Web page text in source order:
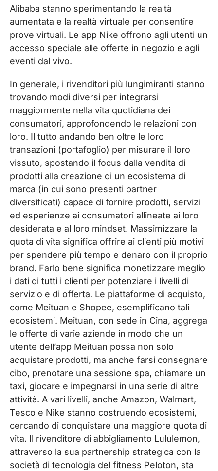
Alibaba stanno sperimentando la realtà
aumentata e la realtà virtuale per consentire
prove virtuali. Le app Nike offrono agli utenti un
accesso speciale alle offerte in negozio e agli
eventi dal vivo.
In generale, i rivenditori più lungimiranti stanno
trovando modi diversi per integrarsi
maggiormente nella vita quotidiana dei
consumatori, approfondendo le relazioni con
loro. Il tutto andando ben oltre le loro
transazioni (portafoglio) per misurare il loro
vissuto, spostando il focus dalla vendita di
prodotti alla creazione di un ecosistema di
marca (in cui sono presenti partner
diversificati) capace di fornire prodotti, servizi
ed esperienze ai consumatori allineate ai loro
desiderata e al loro mindset. Massimizzare la
quota di vita significa offrire ai clienti più motivi
per spendere più tempo e denaro con il proprio
brand. Farlo bene significa monetizzare meglio
i dati di tutti i clienti per potenziare i livelli di
servizio e di offerta. Le piattaforme di acquisto,
come Meituan e Shopee, esemplificano tali
ecosistemi. Meituan, con sede in Cina, aggrega
le offerte di varie aziende in modo che un
utente dell’app Meituan possa non solo
acquistare prodotti, ma anche farsi consegnare
cibo, prenotare una sessione spa, chiamare un
taxi, giocare e impegnarsi in una serie di altre
attività. A vari livelli, anche Amazon, Walmart,
Tesco e Nike stanno costruendo ecosistemi,
cercando di conquistare una maggiore quota di
vita. Il rivenditore di abbigliamento Lululemon,
attraverso la sua partnership strategica con la
società di tecnologia del fitness Peloton, sta